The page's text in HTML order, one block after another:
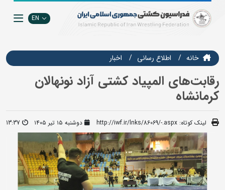
EN
خانه اطلاع رسانی اخبار
رقابت‌های المپیاد کشتی آزاد نونهالان
کرمانشاه
لینک کوتاه: http://iwf.ir/lnks/86069/-.aspx دوشنبه ۱۵ تیر ۱۴۰۵ 13:37